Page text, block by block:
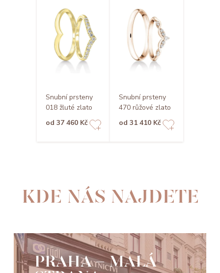
Snubní prsteny
018 žluté zlato
od 37 460 Kč
Snubní prsteny
470 růžové zlato
od 31 410 Kč
KDE NÁS NAJDETE
PRAHA - MALÁ